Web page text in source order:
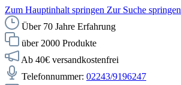
Zum Hauptinhalt springen Zur Suche springen
Über 70 Jahre Erfahrung
über 2000 Produkte
Ab 40€ versandkostenfrei
Telefonnummer: 02243/9196247